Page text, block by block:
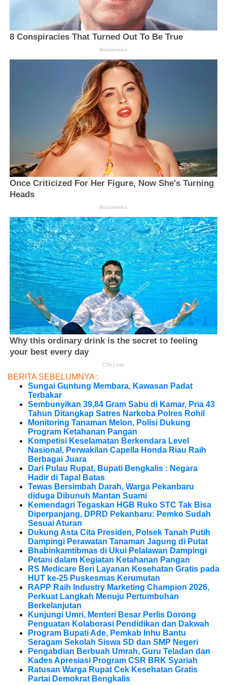
BERITA SEBELUMNYA :
Sungai Guntung Membara, Kawasan Padat
Terbakar
Sembunyikan 39,84 Gram Sabu di Kamar, Pria 43
Tahun Ditangkap Satres Narkoba Polres Rohil
Monitoring Tanaman Melon, Polisi Dukung
Program Ketahanan Pangan
Kompetisi Keselamatan Berkendara Level
Nasional, Perwakilan Capella Honda Riau Raih
Berbagai Juara
Dari Pulau Rupat, Bupati Bengkalis : Negara
Hadir di Tapal Batas
Tewas Bersimbah Darah, Warga Pekanbaru
diduga Dibunuh Mantan Suami
Kemendagri Tegaskan HGB Ruko STC Tak Bisa
Diperpanjang, DPRD Pekanbaru: Pemko Sudah
Sesuai Aturan
Dukung Asta Cita Presiden, Polsek Tanah Putih
Dampingi Perawatan Tanaman Jagung di Putat
Bhabinkamtibmas di Ukui Pelalawan Dampingi
Petani dalam Kegiatan Ketahanan Pangan
RS Medicare Beri Layanan Kesehatan Gratis pada
HUT ke-25 Puskesmas Kerumutan
RAPP Raih Industry Marketing Champion 2026,
Perkuat Langkah Menuju Pertumbuhan
Berkelanjutan
Kunjungi Umri, Menteri Besar Perlis Dorong
Penguatan Kolaborasi Pendidikan dan Dakwah
Program Bupati Ade, Pemkab Inhu Bantu
Seragam Sekolah Siswa SD dan SMP Negeri
Pengabdian Berbuah Umrah, Guru Teladan dan
Kades Apresiasi Program CSR BRK Syariah
Ratusan Warga Rupat Cek Kesehatan Gratis
Partai Demokrat Bengkalis